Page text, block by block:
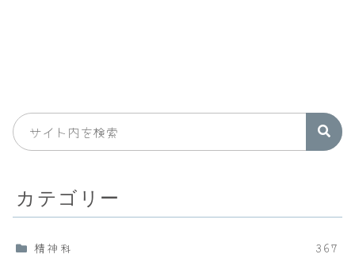
カテゴリー
精神科 367